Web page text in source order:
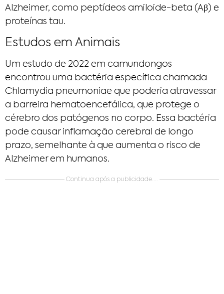
Alzheimer, como peptídeos amiloide-beta (Aβ) e
proteínas tau.
Estudos em Animais
Um estudo de 2022 em camundongos
encontrou uma bactéria específica chamada
Chlamydia pneumoniae que poderia atravessar
a barreira hematoencefálica, que protege o
cérebro dos patógenos no corpo. Essa bactéria
pode causar inflamação cerebral de longo
prazo, semelhante à que aumenta o risco de
Alzheimer em humanos.
Continua após a publicidade....